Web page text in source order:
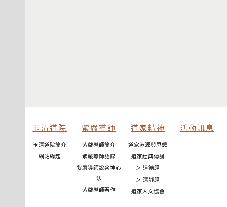
玉清道院
玉清道院簡介
網站緣起
紫嚴導師
紫嚴導師簡介
紫嚴導師語錄
紫嚴導師說谷神心
法
紫嚴導師著作
道家精神
道家淵源與思想
道家經典傳誦
＞ 道德經
＞ 清靜經
道家人文協會
活動訊息